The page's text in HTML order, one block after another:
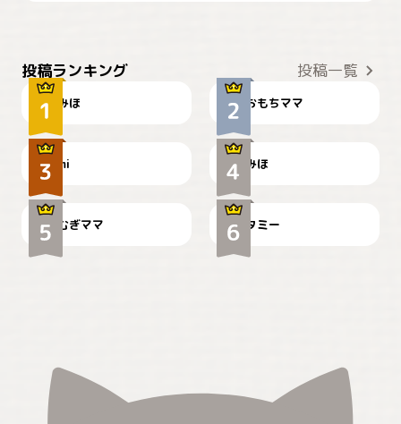
投稿ランキング 投稿一覧
みほ おもちママ
可愛い？
mi
見てるぞぉ
みほ
🌻とむぎ！
むぎママ
ドーベルマンのお友達邸に
て
タミー